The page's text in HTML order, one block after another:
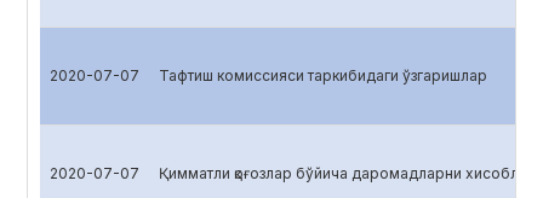
2020-07-07 Тафтиш комиссияси таркибидаги ўзгаришлар
2020-07-07 Қимматли қоғозлар бўйича даромадларни хисоблаш